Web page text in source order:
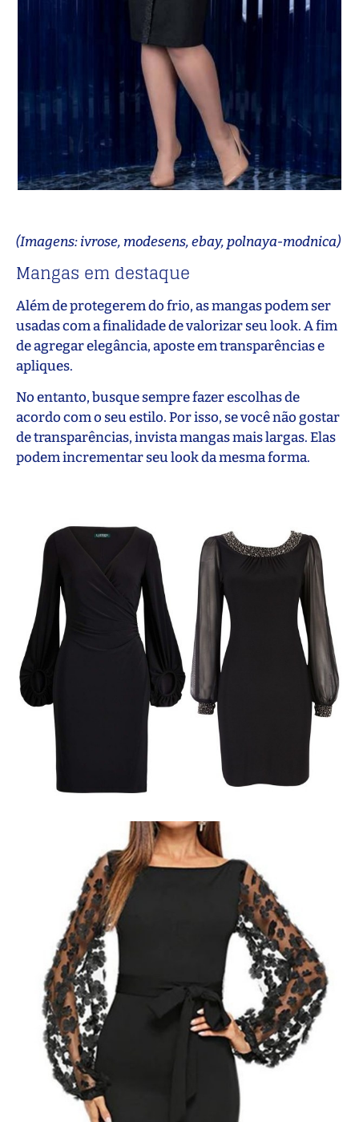
(Imagens: ivrose, modesens, ebay, polnaya-modnica)
Mangas em destaque
Além de protegerem do frio, as mangas podem ser
usadas com a finalidade de valorizar seu look. A fim
de agregar elegância, aposte em transparências e
apliques.
No entanto, busque sempre fazer escolhas de
acordo com o seu estilo. Por isso, se você não gostar
de transparências, invista mangas mais largas. Elas
podem incrementar seu look da mesma forma.